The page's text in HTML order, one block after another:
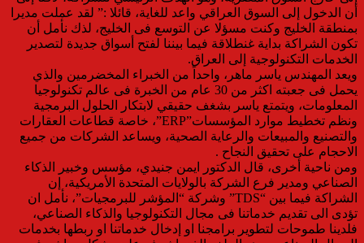
أن الدخول إلى السوق العراقي واعد للغاية، قائلا :” لقد عملت مديرا
بمنطقة الخليج وكنت مسؤلا عن التوسع فى الخليج، لذك نأمل أن
تكون الشراكة بداية غنطلاقة فيما بيننا لفتح أسواق جديدة لتصدير
الخدمات التكنولوجية إلى العراق.
ويعد المهندس ياسر ماهر، واحداً من الخبراء المخضرمين والذي
يحمل فى جعبته اكثر من 30 عام من الخبرة فى عالم تكنولوجيا
المعلومات، ويتمتع ياسر بشغف حقيقي لابتكار الحلول البرمجية
ونظم تخطيط موارد المؤسسات”ERP”، خاصة قطاعات العقارات
والتصنيع والمبيعات والرعاية الصحية، ويساعد الشركات من جميع
الاحجام على تحقيق النجاح .
ومن ناحية أخرى، قال الدكتور ايمن جنيدي، مؤسس وخبير الذكاء
الصناعي ومدير فرع الشركة بالولايات المتحدة الأمريكية، إن
الشراكة فيما بين “TDS” وشركة “المؤشر للبرمجيات”، نأمل ان
تؤدى الى تقديم خدماتنا فى مجال التكنولوجيا والذكاء الصناعي،
فلدينا طموحات لتطوير برامجنا او إدخال خدماتنا او ربطها بخدمات